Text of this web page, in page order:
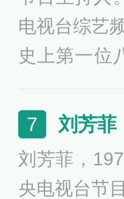
综艺节目最
金鹰之星等
电视台综艺
史上第一位
她曾主持《
人》等栏目
晚会。
7 刘芳菲
刘芳菲，
央电视台节